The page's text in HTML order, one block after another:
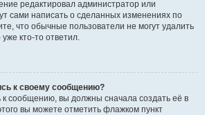
редактировал администратор или
сами написать о сделанных изменениях по
что обычные пользователи не могут удалить
кто-то ответил.
к своему сообщению?
к сообщению, вы должны сначала создать её в
вы можете отметить флажком пункт